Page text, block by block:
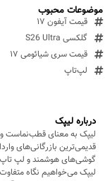
درباره لیپک
لیپک به معنای قطب‌نماست و
قدیمی‌ترین بازرگانی‌های
گوشی‌های هوشمند و لپ
لیپک می‌خواهیم نگاه
موضوعات محبوب
قیمت آیفون ۱۷
گلکسی S26 Ultra
قیمت سری شیائومی ۱۷
لپ‌تاپ